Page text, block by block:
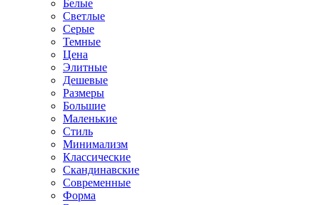
Белые
Светлые
Серые
Темные
Цена
Элитные
Дешевые
Размеры
Большие
Маленькие
Стиль
Минимализм
Классические
Скандинавские
Современные
Форма